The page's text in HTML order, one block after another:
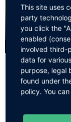
Jury des
Eine
This site uses
party
you click the
enabled
involved third-
data for
purpose, legal
found under
policy. You